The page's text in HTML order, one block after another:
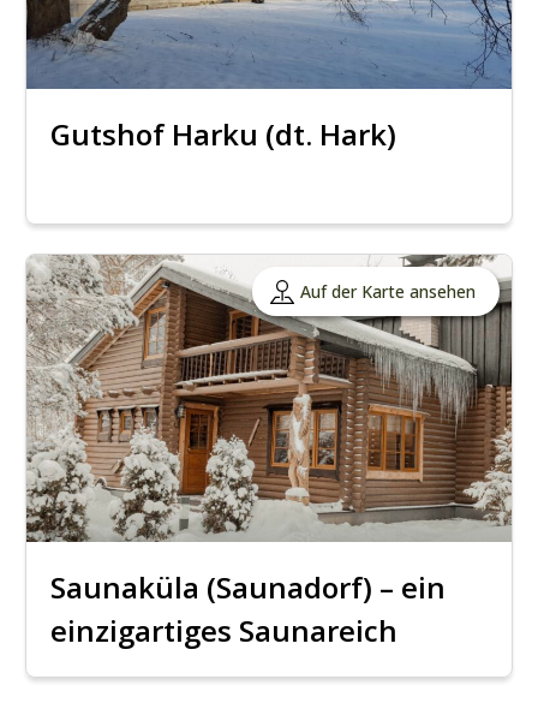
Gutshof Harku (dt. Hark)
Auf der Karte ansehen
Saunaküla (Saunadorf) – ein
einzigartiges Saunareich